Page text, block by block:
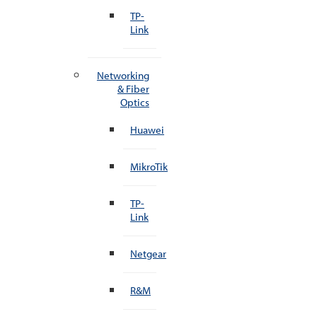
TP-
Link
Networking
& Fiber
Optics
Huawei
MikroTik
TP-
Link
Netgear
R&M